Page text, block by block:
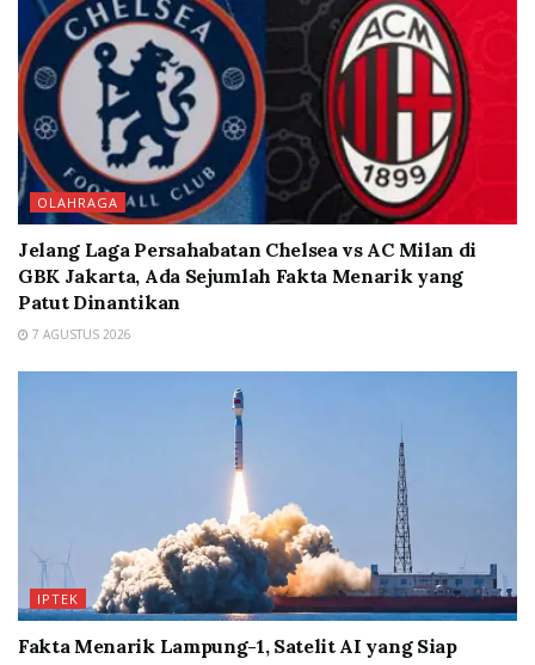
OLAHRAGA
Jelang Laga Persahabatan Chelsea vs AC Milan di
GBK Jakarta, Ada Sejumlah Fakta Menarik yang
Patut Dinantikan
7 AGUSTUS 2026
IPTEK
Fakta Menarik Lampung-1, Satelit AI yang Siap